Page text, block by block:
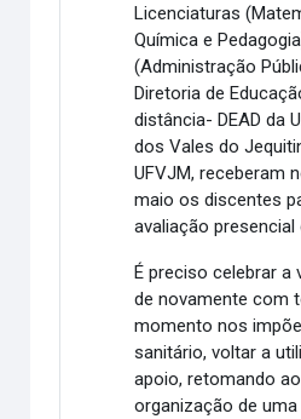
Licenciaturas
Química e
(Administração
Diretoria de
distância- DEAD da
dos Vales do
UFVJM, receberam
maio os discentes
avaliação presencial
É preciso celebrar a
de novamente com
momento nos
sanitário, voltar a
apoio, retomando
organização de